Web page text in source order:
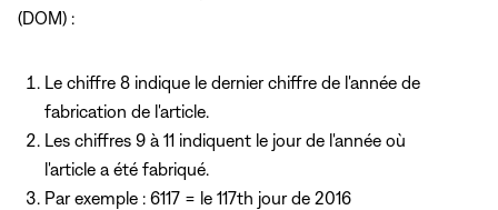
(DOM) :
Le chiffre 8 indique le dernier chiffre de l'année de
fabrication de l'article.
Les chiffres 9 à 11 indiquent le jour de l'année où
l'article a été fabriqué.
Par exemple : 6117 = le 117th jour de 2016